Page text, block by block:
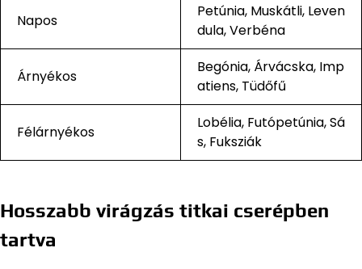
Napos
Petúnia, Muskátli, Leven
dula, Verbéna
Árnyékos
Begónia, Árvácska, Imp
atiens, Tüdőfű
Félárnyékos
Lobélia, Futópetúnia, Sá
s, Fuksziák
Hosszabb virágzás titkai cserépben
tartva